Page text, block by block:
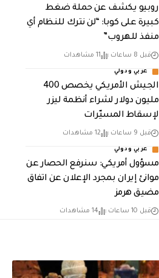
روبيو يكشف عن حملة ضغط
كبيرة على كوبا: “لن نترك للنظام أي
منفذ للهروب”
قبل 8 ساعات 11 مشاهدات
عربي ودولي
الجيش الأمريكي يخصص 400
مليون دولار لشراء أنظمة ليزر
لإسقاط المسيّرات
قبل 9 ساعات 12 مشاهدات
عربي ودولي
مسؤول أمريكي: سنرفع الحصار عن
موانئ إيران بمجرد الإعلان عن اتفاق
مضيق هرمز
قبل 10 ساعات 14 مشاهدات